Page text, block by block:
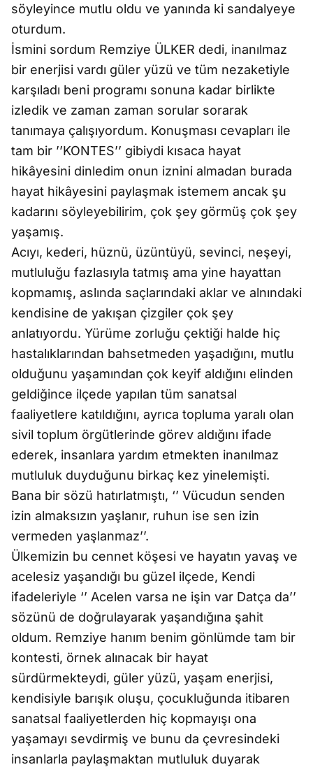
söyleyince mutlu oldu ve yanında ki sandalyeye
oturdum.
İsmini sordum Remziye ÜLKER dedi, inanılmaz
bir enerjisi vardı güler yüzü ve tüm nezaketiyle
karşıladı beni programı sonuna kadar birlikte
izledik ve zaman zaman sorular sorarak
tanımaya çalışıyordum. Konuşması cevapları ile
tam bir ’’KONTES’’ gibiydi kısaca hayat
hikâyesini dinledim onun iznini almadan burada
hayat hikâyesini paylaşmak istemem ancak şu
kadarını söyleyebilirim, çok şey görmüş çok şey
yaşamış.
Acıyı, kederi, hüznü, üzüntüyü, sevinci, neşeyi,
mutluluğu fazlasıyla tatmış ama yine hayattan
kopmamış, aslında saçlarındaki aklar ve alnındaki
kendisine de yakışan çizgiler çok şey
anlatıyordu. Yürüme zorluğu çektiği halde hiç
hastalıklarından bahsetmeden yaşadığını, mutlu
olduğunu yaşamından çok keyif aldığını elinden
geldiğince ilçede yapılan tüm sanatsal
faaliyetlere katıldığını, ayrıca topluma yaralı olan
sivil toplum örgütlerinde görev aldığını ifade
ederek, insanlara yardım etmekten inanılmaz
mutluluk duyduğunu birkaç kez yinelemişti.
Bana bir sözü hatırlatmıştı, ‘’ Vücudun senden
izin almaksızın yaşlanır, ruhun ise sen izin
vermeden yaşlanmaz’’.
Ülkemizin bu cennet köşesi ve hayatın yavaş ve
acelesiz yaşandığı bu güzel ilçede, Kendi
ifadeleriyle ‘’ Acelen varsa ne işin var Datça da’’
sözünü de doğrulayarak yaşandığına şahit
oldum. Remziye hanım benim gönlümde tam bir
kontesti, örnek alınacak bir hayat
sürdürmekteydi, güler yüzü, yaşam enerjisi,
kendisiyle barışık oluşu, çocukluğunda itibaren
sanatsal faaliyetlerden hiç kopmayışı ona
yaşamayı sevdirmiş ve bunu da çevresindeki
insanlarla paylaşmaktan mutluluk duyarak